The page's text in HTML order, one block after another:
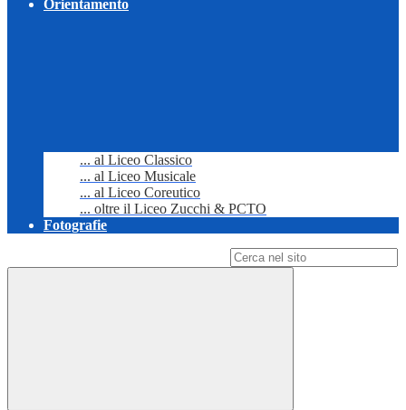
Orientamento
... al Liceo Classico
... al Liceo Musicale
... al Liceo Coreutico
... oltre il Liceo Zucchi & PCTO
Fotografie